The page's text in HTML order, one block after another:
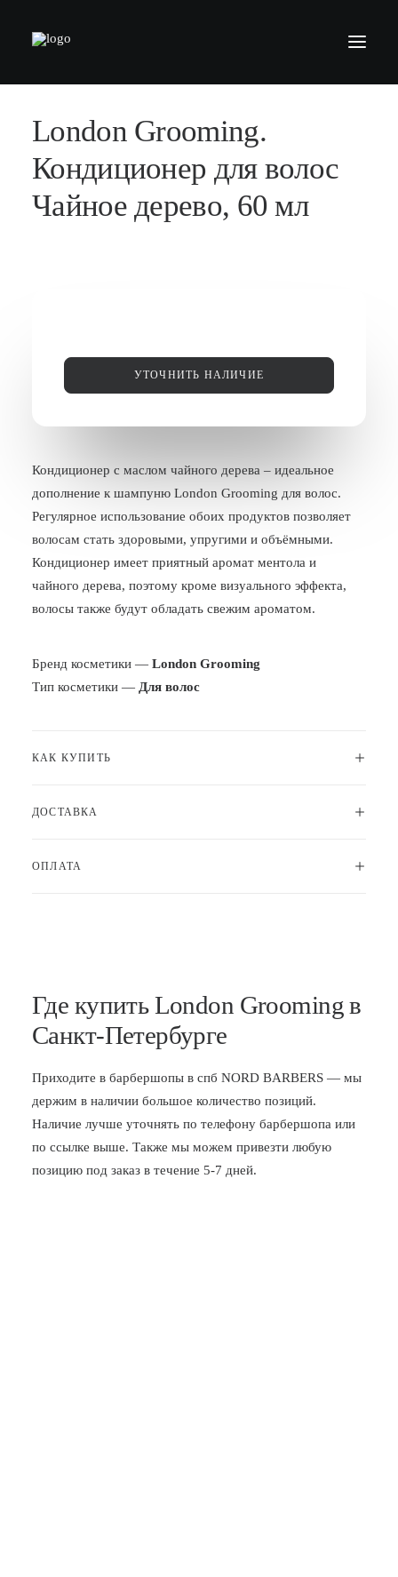
БАРБЕРШОПЫ
УСЛУГИ
СЕРТИФИКАТЫ
КОСМЕТИКА
МОДЕЛЯМ
ФРАНШИЗА
БЛОГ
ПОЖАЛОВАТЬСЯ
London Grooming.
Кондиционер для волос
Чайное дерево, 60 мл
УТОЧНИТЬ НАЛИЧИЕ
Кондиционер с маслом чайного дерева – идеальное
дополнение к шампуню London Grooming для волос.
Регулярное использование обоих продуктов позволяет
волосам стать здоровыми, упругими и объёмными.
Кондиционер имеет приятный аромат ментола и
чайного дерева, поэтому кроме визуального эффекта,
волосы также будут обладать свежим ароматом.
Бренд косметики — London Grooming
Тип косметики — Для волос
КАК КУПИТЬ
ДОСТАВКА
ОПЛАТА
Где купить London Grooming в
Санкт-Петербурге
Приходите в барбершопы в спб NORD BARBERS — мы
держим в наличии большое количество позиций.
Наличие лучше уточнять по телефону барбершопа или
по ссылке выше. Также мы можем привезти любую
позицию под заказ в течение 5-7 дней.